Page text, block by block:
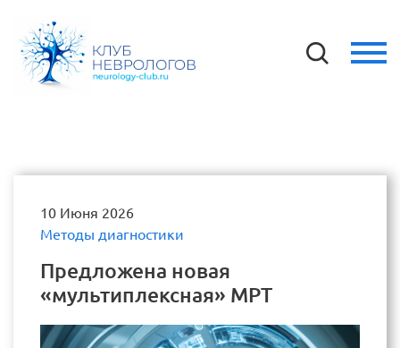
10 Июня 2026
Методы диагностики
Предложена новая
«мультиплексная» МРТ